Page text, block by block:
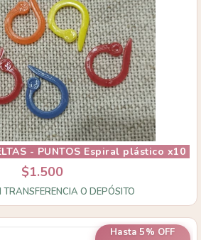
- PUNTOS Espiral plástico x10
$1.500
TRANSFERENCIA O DEPÓSITO
Hasta 5% OFF